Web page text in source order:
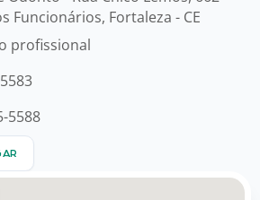
Funcionários, Fortaleza - CE
profissional
5588